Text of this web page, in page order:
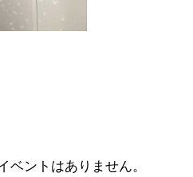
ベントはありません。